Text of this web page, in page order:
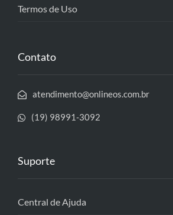
Termos de Uso
Contato
atendimento@onlineos.com.br
(19) 98991-3092
Suporte
Central de Ajuda